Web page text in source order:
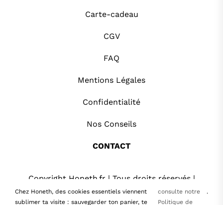
Carte-cadeau
CGV
FAQ
Mentions Légales
Confidentialité
Nos Conseils
CONTACT
Copyright Honeth.fr | Tous droits réservés |
2026
Chez Honeth, des cookies essentiels viennent
sublimer ta visite : sauvegarder ton panier, te
consulte notre
Politique de
.